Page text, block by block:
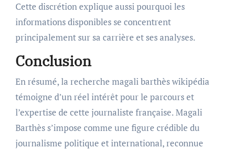
Cette discrétion explique aussi pourquoi les
informations disponibles se concentrent
principalement sur sa carrière et ses analyses.
Conclusion
En résumé, la recherche magali barthès wikipédia
témoigne d’un réel intérêt pour le parcours et
l’expertise de cette journaliste française. Magali
Barthès s’impose comme une figure crédible du
journalisme politique et international, reconnue